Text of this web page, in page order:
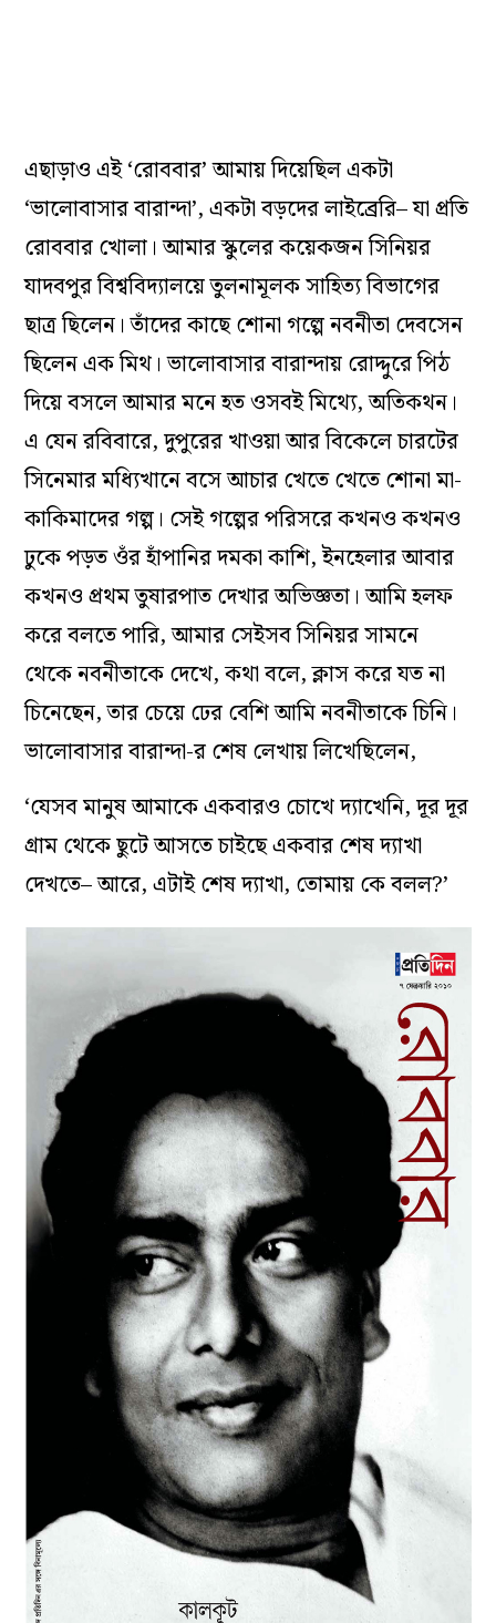
এছাড়াও এই ‘রোববার’ আমায় দিয়েছিল একটা
‘ভালোবাসার বারান্দা’, একটা বড়দের লাইব্রেরি– যা প্রতি
রোববার খোলা। আমার স্কুলের কয়েকজন সিনিয়র
যাদবপুর বিশ্ববিদ্যালয়ে তুলনামূলক সাহিত্য বিভাগের
ছাত্র ছিলেন। তাঁদের কাছে শোনা গল্পে নবনীতা দেবসেন
ছিলেন এক মিথ। ভালোবাসার বারান্দায় রোদ্দুরে পিঠ
দিয়ে বসলে আমার মনে হত ওসবই মিথ্যে, অতিকথন।
এ যেন রবিবারে, দুপুরের খাওয়া আর বিকেলে চারটের
সিনেমার মধ্যিখানে বসে আচার খেতে খেতে শোনা মা-
কাকিমাদের গল্প। সেই গল্পের পরিসরে কখনও কখনও
ঢুকে পড়ত ওঁর হাঁপানির দমকা কাশি, ইনহেলার আবার
কখনও প্রথম তুষারপাত দেখার অভিজ্ঞতা। আমি হলফ
করে বলতে পারি, আমার সেইসব সিনিয়র সামনে
থেকে নবনীতাকে দেখে, কথা বলে, ক্লাস করে যত না
চিনেছেন, তার চেয়ে ঢের বেশি আমি নবনীতাকে চিনি।
ভালোবাসার বারান্দা-র শেষ লেখায় লিখেছিলেন,
‘যেসব মানুষ আমাকে একবারও চোখে দ্যাখেনি, দূর দূর
গ্রাম থেকে ছুটে আসতে চাইছে একবার শেষ দ্যাখা
দেখতে– আরে, এটাই শেষ দ্যাখা, তোমায় কে বলল?’